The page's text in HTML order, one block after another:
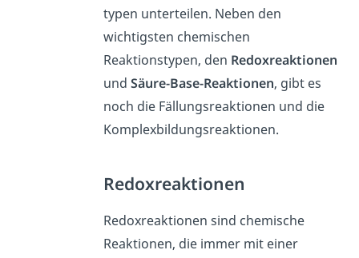
typen unterteilen. Neben den
wichtigsten chemischen
Reaktionstypen, den Redoxreaktionen
undSäure-Base-Reaktionen, gibt es
noch die Fällungsreaktionen und die
Komplexbildungsreaktionen.
Redoxreaktionen
Redoxreaktionen sind chemische
Reaktionen, die immer mit einer